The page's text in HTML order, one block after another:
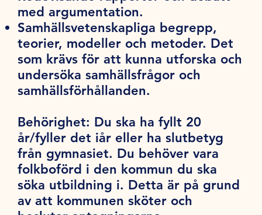
med argumentation.
Samhällsvetenskapliga begrepp,
teorier, modeller och metoder. Det
som krävs för att kunna utforska och
undersöka samhällsfrågor och
samhällsförhållanden.
Behörighet: Du ska ha fyllt 20
år/fyller det iår eller ha slutbetyg
från gymnasiet. Du behöver vara
folkboförd i den kommun du ska
söka utbildning i. Detta är på grund
av att kommunen sköter och